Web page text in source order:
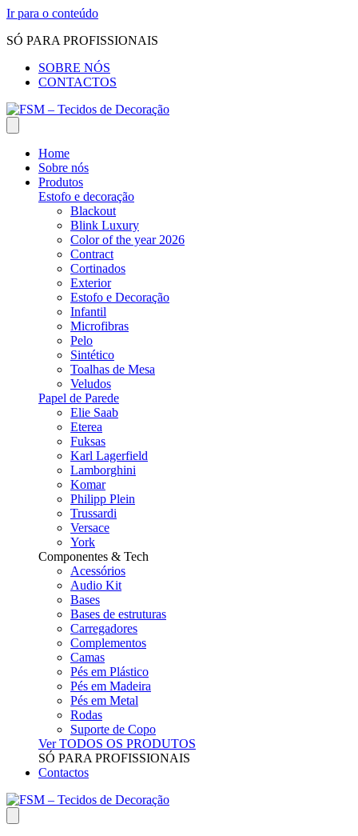
Ir para o conteúdo
SÓ PARA PROFISSIONAIS
SOBRE NÓS
CONTACTOS
Home
Sobre nós
Produtos
Estofo e decoração
Blackout
Blink Luxury
Color of the year 2026
Contract
Cortinados
Exterior
Estofo e Decoração
Infantil
Microfibras
Pelo
Sintético
Toalhas de Mesa
Veludos
Papel de Parede
Elie Saab
Eterea
Fuksas
Karl Lagerfield
Lamborghini
Komar
Philipp Plein
Trussardi
Versace
York
Componentes & Tech
Acessórios
Audio Kit
Bases
Bases de estruturas
Carregadores
Complementos
Camas
Pés em Plástico
Pés em Madeira
Pés em Metal
Rodas
Suporte de Copo
Ver TODOS OS PRODUTOS
SÓ PARA PROFISSIONAIS
Contactos